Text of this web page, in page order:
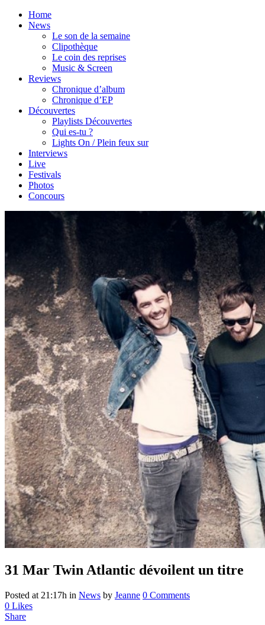
Home
News
Le son de la semaine
Clipothèque
Le coin des reprises
Music & Screen
Reviews
Chronique d’album
Chronique d’EP
Découvertes
Playlists Découvertes
Qui es-tu ?
Lights On / Plein feux sur
Interviews
Live
Festivals
Photos
Concours
31 Mar Twin Atlantic dévoilent un titre
Posted at 21:17h in News by Jeanne 0 Comments
0 Likes
Share